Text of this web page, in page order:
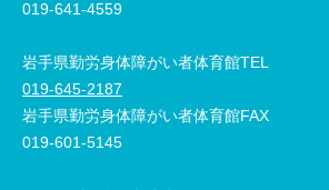
019-641-4559
岩手県勤労身体障がい者体育館TEL
019-645-2187
岩手県勤労身体障がい者体育館FAX
019-601-5145